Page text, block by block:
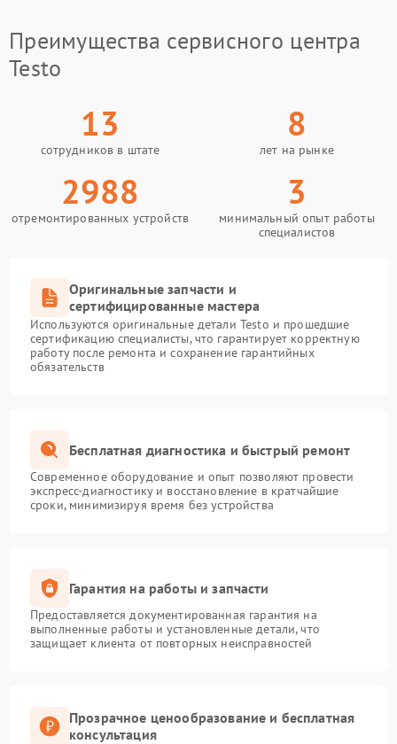
Преимущества сервисного центра
Testo
13
сотрудников в штате
8
лет на рынке
2988
отремонтированных устройств
3
минимальный опыт работы
специалистов
Оригинальные запчасти и
сертифицированные мастера
Используются оригинальные детали Testo и прошедшие
сертификацию специалисты, что гарантирует корректную
работу после ремонта и сохранение гарантийных
обязательств
Бесплатная диагностика и быстрый ремонт
Современное оборудование и опыт позволяют провести
экспресс-диагностику и восстановление в кратчайшие
сроки, минимизируя время без устройства
Гарантия на работы и запчасти
Предоставляется документированная гарантия на
выполненные работы и установленные детали, что
защищает клиента от повторных неисправностей
Прозрачное ценообразование и бесплатная
консультация